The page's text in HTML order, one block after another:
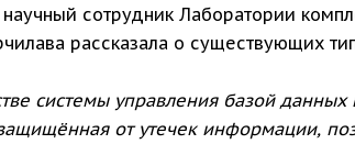
сотрудник Лаборатории
рассказала о существующих
системы управления базой
от утечек информации,